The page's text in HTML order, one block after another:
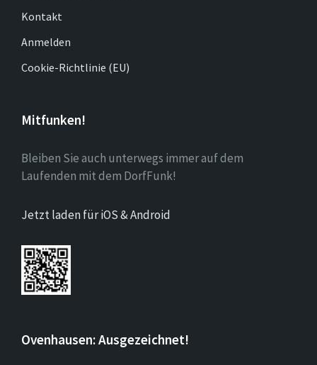
Kontakt
Anmelden
Cookie-Richtlinie (EU)
Mitfunken!
Bleiben Sie auch unterwegs immer auf dem
Laufenden mit dem DorfFunk!
Jetzt laden für iOS & Android
Ovenhausen: Ausgezeichnet!